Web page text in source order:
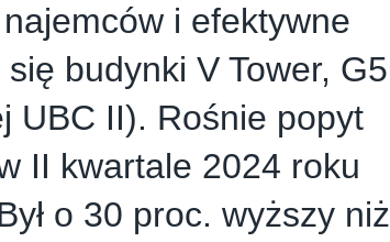
i efektywne
budynki V Tower, G5
UBC II). Rośnie popyt
II kwartale 2024 roku
o 30 proc. wyższy niż